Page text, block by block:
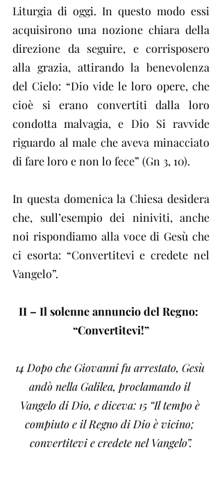
Liturgia di oggi. In questo modo essi
acquisirono una nozione chiara della
direzione da seguire, e corrisposero
alla grazia, attirando la benevolenza
del Cielo: “Dio vide le loro opere, che
cioè si erano convertiti dalla loro
condotta malvagia, e Dio Si ravvide
riguardo al male che aveva minacciato
di fare loro e non lo fece” (Gn 3, 10).
In questa domenica la Chiesa desidera
che, sull’esempio dei niniviti, anche
noi rispondiamo alla voce di Gesù che
ci esorta: “Convertitevi e credete nel
Vangelo”.
II – Il solenne annuncio del Regno:
“Convertitevi!”
14 Dopo che Giovanni fu arrestato, Gesù
andò nella Galilea, proclamando il
Vangelo di Dio, e diceva: 15 “Il tempo è
compiuto e il Regno di Dio è vicino;
convertitevi e credete nel Vangelo”.